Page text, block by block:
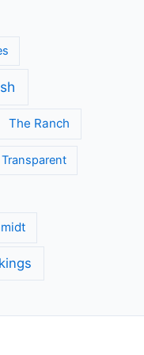
The Ranch
Transparent